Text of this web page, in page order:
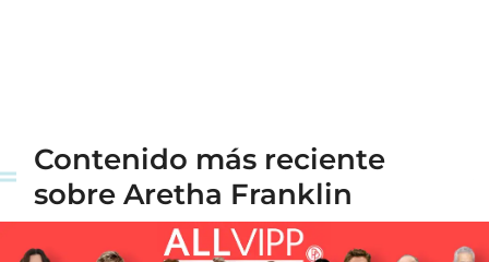
Contenido más reciente
sobre Aretha Franklin